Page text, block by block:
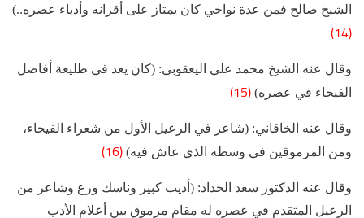
الشيخ صالح فمن عدة نواحي كان يمتاز على أقرانه وأدباء عصره..)
(14)
وقال عنه الشيخ محمد علي اليعقوبي: (كان يعد في طليعة أفاضل
الفيحاء في عصره) (15)
وقال عنه الخاقاني: (شاعر في الرعيل الأول من شعراء الفيحاء،
ومن المرموقين في وسطه الذي عاش فيه) (16)
وقال عنه الدكتور سعد الحداد: (أديب كبير وناسك ورع وشاعر من
الرعيل المتقدم في عصره له مقام مرموق بين أعلام الأدب